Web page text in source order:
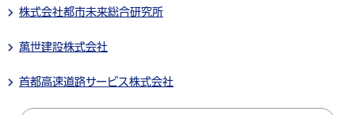
株式会社都市未来総合研究所
萬世建設株式会社
首都高速道路サービス株式会社